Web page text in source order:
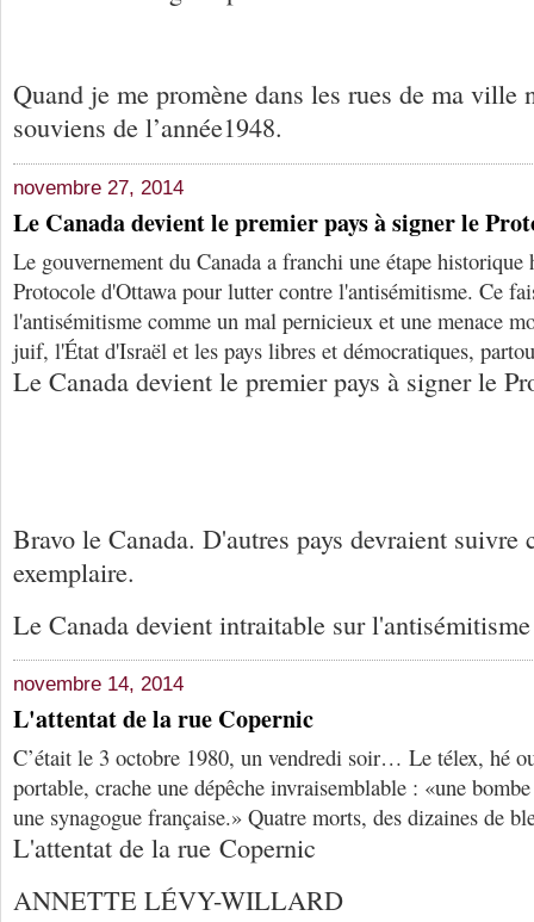
Quand je me promène dans les rues de ma ville
souviens de l’année1948.
novembre 27, 2014
Le Canada devient le premier pays à signer le
Le gouvernement du Canada a franchi une étape
Protocole d'Ottawa pour lutter contre l'antisémitisme. Ce
l'antisémitisme comme un mal pernicieux et une menace
juif, l'État d'Israël et les pays libres et démocratiques,
Le Canada devient le premier pays à signer le
Bravo le Canada. D'autres pays devraient suivre
exemplaire.
Le Canada devient intraitable sur l'antisémitisme
novembre 14, 2014
L'attentat de la rue Copernic
C’était le 3 octobre 1980, un vendredi soir… Le télex, hé
portable, crache une dépêche invraisemblable : «une
une synagogue française.» Quatre morts, des dizaines de
L'attentat de la rue Copernic
ANNETTE LÉVY-WILLARD